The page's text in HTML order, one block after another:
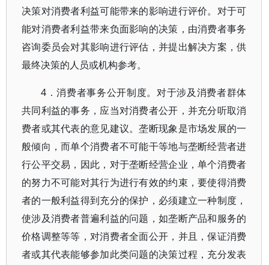
决策对消费者利益可能带来的影响进行评价。对于可
能对消费者利益带来负面影响的决策，由消费者事务
咨询委员会对其影响进行评估，并提出解决方案，供
最终决策的人员或机构参考。
4．消费者事务公开制度。对于涉及消费者群体
共同利益的事务，应当对消费者公开，并充分听取消
费者或其代表的意见建议。垄断现象是市场发展的一
般倾向，而单个消费者不可能干等地与垄断经营者进
行公平交易，因此，对于垄断经营企业，单个消费者
的努力不可能对其行为进行有效的约束，要使得消费
者的一般利益得到充分的保护，必须建立一种制度，
使涉及消费者普遍利益的问题，如垄断产品和服务的
价格调整等等，对消费者全面公开，并且，保证消费
者或其代表能够参加此类问题的决策过程，充分发表